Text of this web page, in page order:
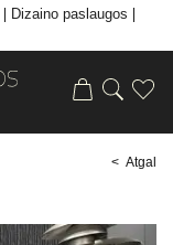
Dizaino paslaugos
< Atgal